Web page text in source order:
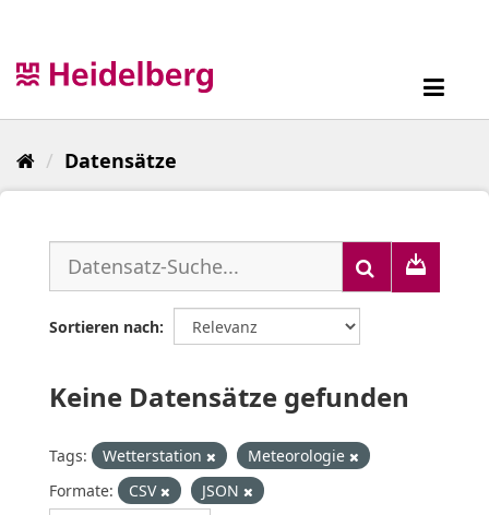
Datensätze
Sortieren nach
Keine Datensätze gefunden
Tags: Wetterstation
Meteorologie
Formate:
CSV
JSON